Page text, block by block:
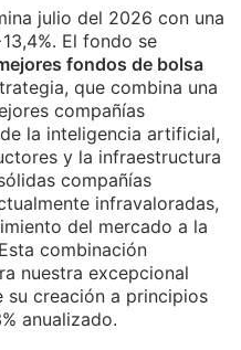
julio del 2026 con una
El fondo se
fondos de bolsa
que combina una
compañías
la inteligencia artificial,
y la infraestructura
compañías
infravaloradas,
del mercado a la
combinación
nuestra excepcional
su creación a principios
anualizado.